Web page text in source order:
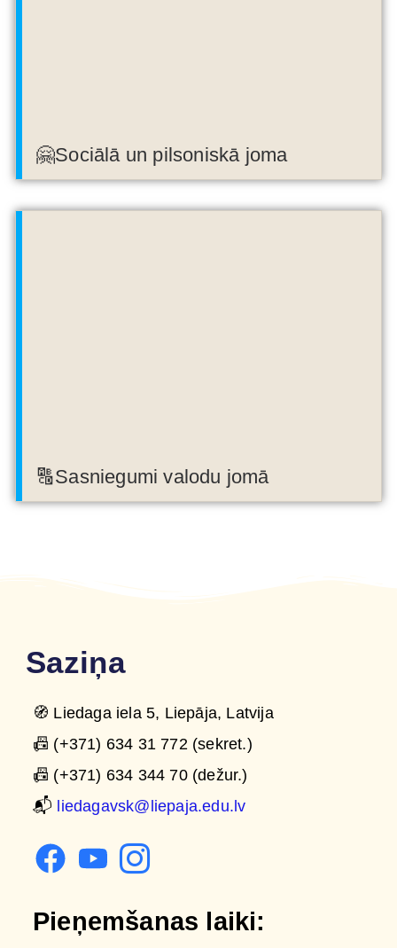
🤗Sociālā un pilsoniskā joma
🔠Sasniegumi valodu jomā
Saziņa
🧭 Liedaga iela 5, Liepāja, Latvija
📠 (+371) 634 31 772 (sekret.)
📠 (+371) 634 344 70 (dežur.)
📬 liedagavsk@liepaja.edu.lv
Pieņemšanas laiki: